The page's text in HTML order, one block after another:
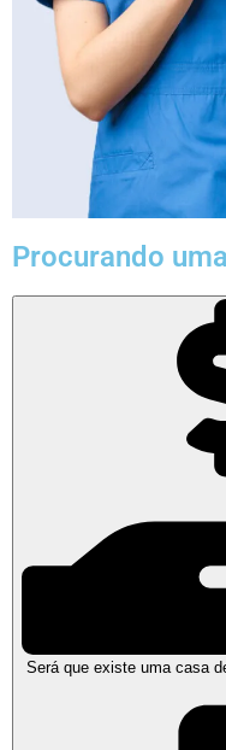
Procurando
Será que existe uma casa